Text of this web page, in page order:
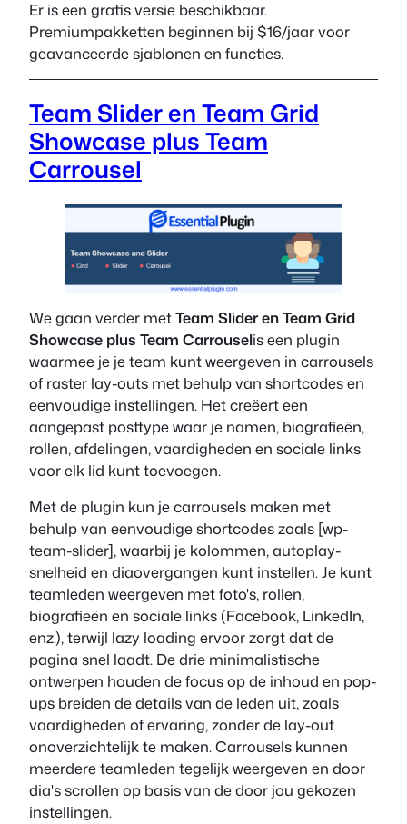
Er is een gratis versie beschikbaar.
Premiumpakketten beginnen bij $16/jaar voor
geavanceerde sjablonen en functies.
Team Slider en Team Grid
Showcase plus Team
Carrousel
We gaan verder metTeam Slider en Team Grid
Showcase plus Team Carrouselis een plugin
waarmee je je team kunt weergeven in carrousels
of raster lay-outs met behulp van shortcodes en
eenvoudige instellingen. Het creëert een
aangepast posttype waar je namen, biografieën,
rollen, afdelingen, vaardigheden en sociale links
voor elk lid kunt toevoegen.
Met de plugin kun je carrousels maken met
behulp van eenvoudige shortcodes zoals [wp-
team-slider], waarbij je kolommen, autoplay-
snelheid en diaovergangen kunt instellen. Je kunt
teamleden weergeven met foto's, rollen,
biografieën en sociale links (Facebook, LinkedIn,
enz.), terwijl lazy loading ervoor zorgt dat de
pagina snel laadt. De drie minimalistische
ontwerpen houden de focus op de inhoud en pop-
ups breiden de details van de leden uit, zoals
vaardigheden of ervaring, zonder de lay-out
onoverzichtelijk te maken. Carrousels kunnen
meerdere teamleden tegelijk weergeven en door
dia's scrollen op basis van de door jou gekozen
instellingen.